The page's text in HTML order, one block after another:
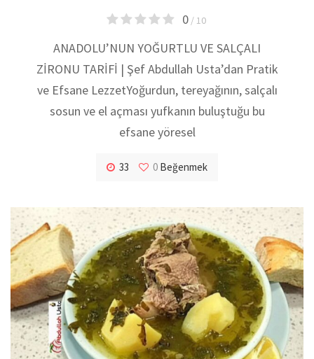
0/ 10
ANADOLU’NUN YOĞURTLU VE SALÇALI
ZİRONU TARİFİ | Şef Abdullah Usta’dan Pratik
ve Efsane LezzetYoğurdun, tereyağının, salçalı
sosun ve el açması yufkanın buluştuğu bu
efsane yöresel
33 0 Beğenmek